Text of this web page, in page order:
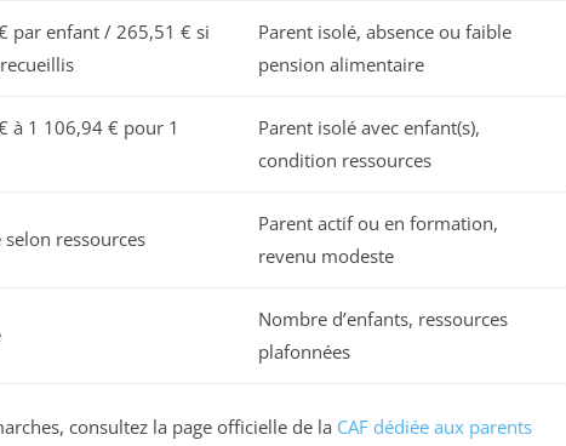
par enfant / 265,51 € si
Parent isolé, absence ou faible
pension alimentaire
à 1 106,94 € pour 1
Parent isolé avec enfant(s),
condition ressources
selon ressources
Parent actif ou en formation,
revenu modeste
Nombre d’enfants, ressources
plafonnées
consultez la page officielle de la CAF dédiée aux parents